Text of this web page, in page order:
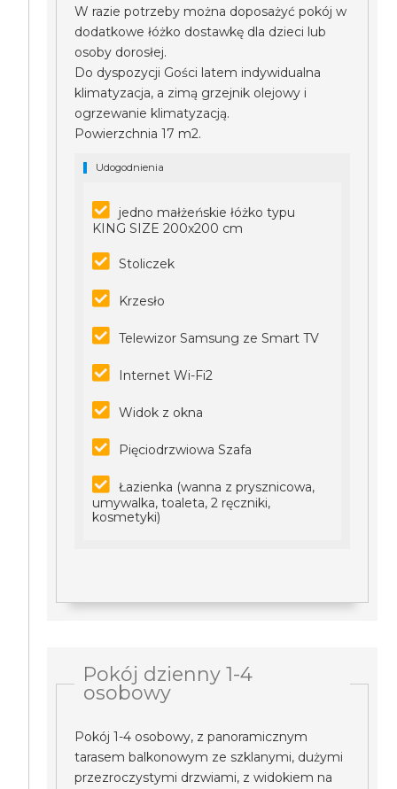
W razie potrzeby można doposażyć pokój w
dodatkowe łóżko dostawkę dla dzieci lub
osoby dorosłej.
Do dyspozycji Gości latem indywidualna
klimatyzacja, a zimą grzejnik olejowy i
ogrzewanie klimatyzacją.
Powierzchnia 17 m2.
Udogodnienia
jedno małżeńskie łóżko typu
KING SIZE 200x200 cm
Stoliczek
Krzesło
Telewizor Samsung ze Smart TV
Internet Wi-Fi2
Widok z okna
Pięciodrzwiowa Szafa
Łazienka (wanna z prysznicowa,
umywalka, toaleta, 2 ręczniki,
kosmetyki)
Pokój dzienny 1-4
osobowy
Pokój 1-4 osobowy, z panoramicznym
tarasem balkonowym ze szklanymi, dużymi
przezroczystymi drzwiami, z widokiem na